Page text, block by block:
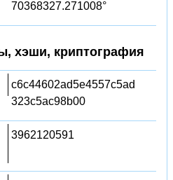
70368327.271008°
хэши, криптография
c6c44602ad5e4557c5ad
323c5ac98b00
3962120591